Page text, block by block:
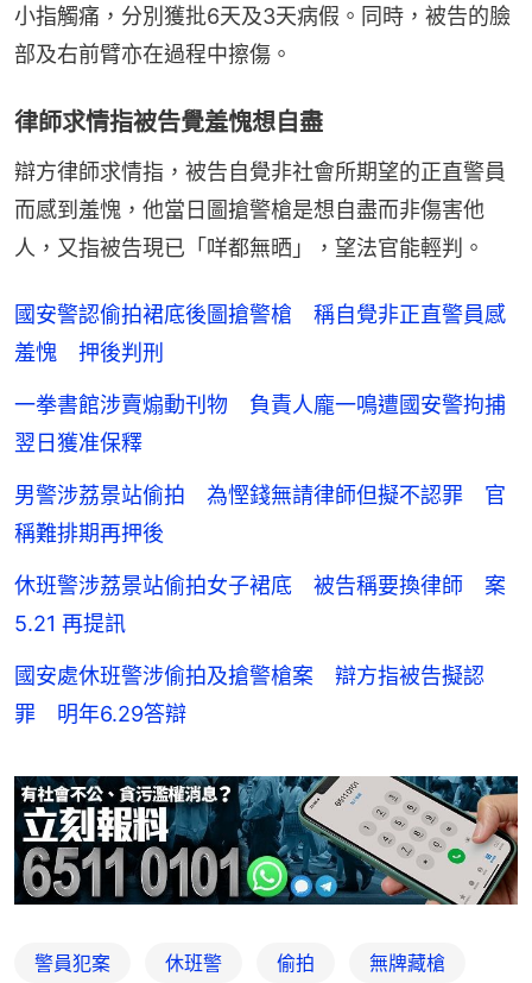
小指觸痛，分別獲批6天及3天病假。同時，被告的臉
部及右前臂亦在過程中擦傷。
律師求情指被告覺羞愧想自盡
辯方律師求情指，被告自覺非社會所期望的正直警員
而感到羞愧，他當日圖搶警槍是想自盡而非傷害他
人，又指被告現已「咩都無晒」，望法官能輕判。
國安警認偷拍裙底後圖搶警槍 稱自覺非正直警員感
羞愧 押後判刑
一拳書館涉賣煽動刊物 負責人龐一鳴遭國安警拘捕
翌日獲准保釋
男警涉荔景站偷拍 為慳錢無請律師但擬不認罪 官
稱難排期再押後
休班警涉荔景站偷拍女子裙底 被告稱要換律師 案
5.21 再提訊
國安處休班警涉偷拍及搶警槍案 辯方指被告擬認
罪 明年6.29答辯
警員犯案 休班警 偷拍 無牌藏槍